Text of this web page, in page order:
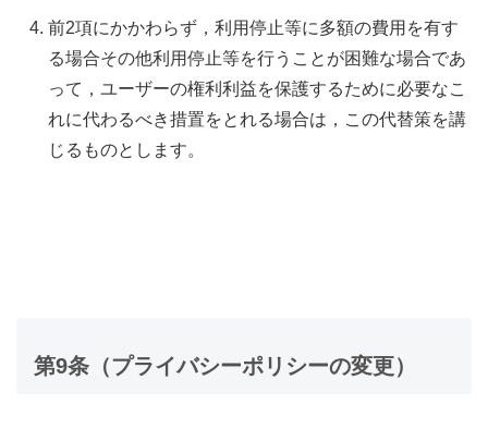
前2項にかかわらず，利用停止等に多額の費用を有す
る場合その他利用停止等を行うことが困難な場合であ
って，ユーザーの権利利益を保護するために必要なこ
れに代わるべき措置をとれる場合は，この代替策を講
じるものとします。
第9条（プライバシーポリシーの変更）